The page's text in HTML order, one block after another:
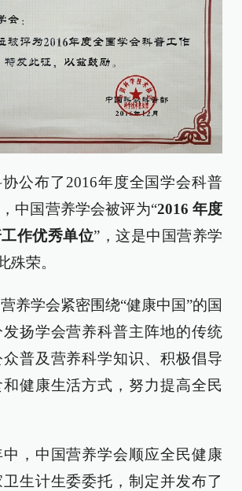
公布了2016年度全国学会科普
中国营养学会被评为“2016 年度
作优秀单位”，这是中国营养学
殊荣。
养学会紧密围绕“健康中国”的国
扬学会营养科普主阵地的传统
普及营养科学知识、积极倡导
健康生活方式，努力提高全民
，中国营养学会顺应全民健康
生计生委委托，制定并发布了